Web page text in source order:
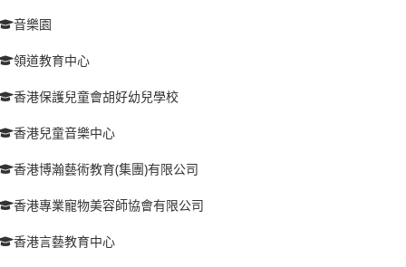
音樂園
領道教育中心
香港保護兒童會胡好幼兒學校
香港兒童音樂中心
香港博瀚藝術教育(集團)有限公司
香港專業寵物美容師協會有限公司
香港言藝教育中心